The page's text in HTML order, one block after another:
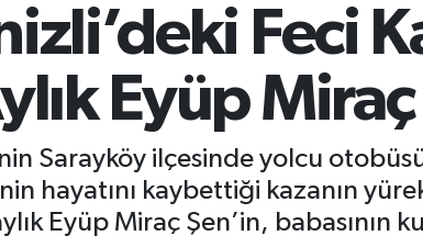
Feci
Eyüp
Sarayköy ilçesinde yolcu
hayatını kaybettiği kazanın
Eyüp Miraç Şen’in, babasının
Yoğunluk Haritası
ve Fikstür